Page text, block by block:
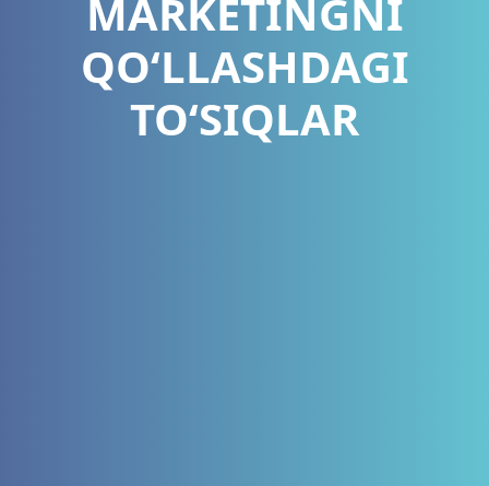
MARKETINGNI
QOʻLLASHDAGI
TOʻSIQLAR